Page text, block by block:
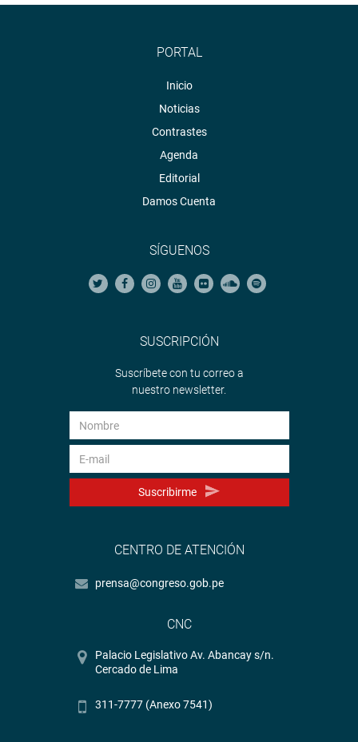
PORTAL
Inicio
Noticias
Contrastes
Agenda
Editorial
Damos Cuenta
SÍGUENOS
SUSCRIPCIÓN
Suscríbete con tu correo a
nuestro newsletter.
Suscribirme
CENTRO DE ATENCIÓN
prensa@congreso.gob.pe
CNC
Palacio Legislativo Av. Abancay s/n.
Cercado de Lima
311-7777 (Anexo 7541)